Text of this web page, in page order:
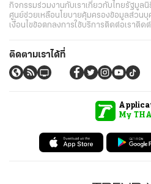
กิจกรรมร่วมงานกับเราเกี่ยวกับไทยรัฐมูลนิ
ศูนย์ช่วยเหลือนโยบายคุ้มครองข้อมูลส่วนบุ
เงื่อนไขข้อตกลงการใช้บริการติดต่อเราติด
ติดตามเราได้ที่
My